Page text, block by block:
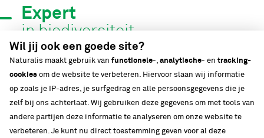
Expert
in biodiversiteit
Wil jij ook een goede site?
Naturalis maakt gebruik van functionele-, analytische- en tracking-
cookies om de website te verbeteren. Hiervoor slaan wij informatie
op zoals je IP-adres, je surfgedrag en alle persoonsgegevens die je
zelf bij ons achterlaat. Wij gebruiken deze gegevens om met tools van
andere partijen deze informatie te analyseren om onze website te
verbeteren. Je kunt nu direct toestemming geven voor al deze